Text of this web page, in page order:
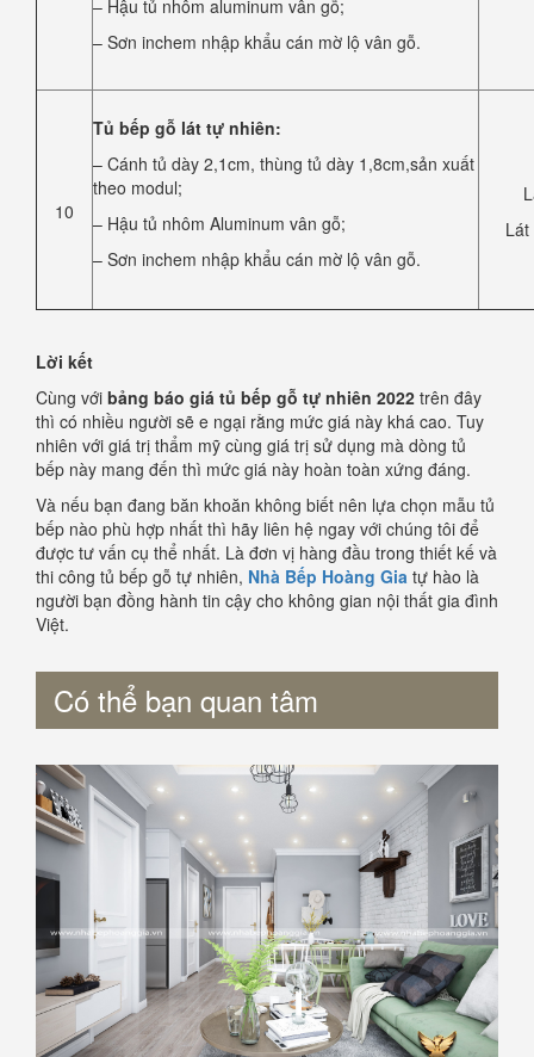
– Hậu tủ nhôm aluminum vân gỗ;
– Sơn inchem nhập khẩu cán mờ lộ vân gỗ.
10
Tủ bếp gỗ lát tự nhiên:
– Cánh tủ dày 2,1cm, thùng tủ dày 1,8cm,sản xuất
theo modul;
– Hậu tủ nhôm Aluminum vân gỗ;
– Sơn inchem nhập khẩu cán mờ lộ vân gỗ.
Lời kết
Cùng với bảng báo giá tủ bếp gỗ tự nhiên 2022 trên đây
thì có nhiều người sẽ e ngại rằng mức giá này khá cao. Tuy
nhiên với giá trị thẩm mỹ cùng giá trị sử dụng mà dòng tủ
bếp này mang đến thì mức giá này hoàn toàn xứng đáng.
Và nếu bạn đang băn khoăn không biết nên lựa chọn mẫu tủ
bếp nào phù hợp nhất thì hãy liên hệ ngay với chúng tôi để
được tư vấn cụ thể nhất. Là đơn vị hàng đầu trong thiết kế và
thi công tủ bếp gỗ tự nhiên, Nhà Bếp Hoàng Gia tự hào là
người bạn đồng hành tin cậy cho không gian nội thất gia đình
Việt.
Có thể bạn quan tâm